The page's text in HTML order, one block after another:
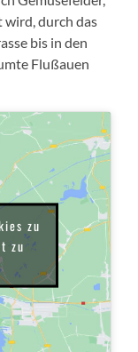
wird, durch das
bis in den
Flußauen
zu
zu